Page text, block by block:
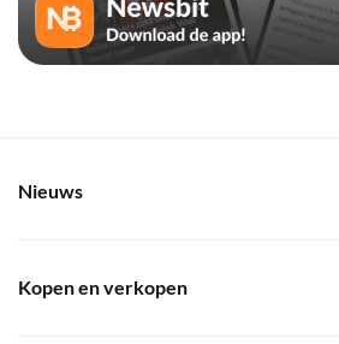
Nieuws
Kopen en verkopen